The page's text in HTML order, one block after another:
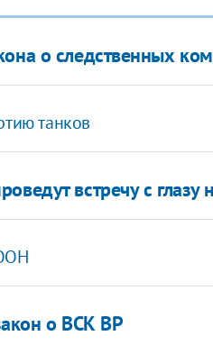
о следственных
танков
встречу с глазу
о ВСК ВР